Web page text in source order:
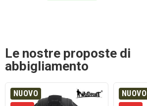
Le nostre proposte di
abbigliamento
NUOVO NUOVO